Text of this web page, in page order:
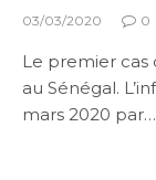
03/03/2020 0
Le premier cas
au Sénégal.
mars 2020 par…